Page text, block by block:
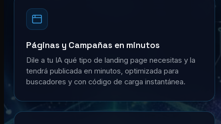
Páginas y Campañas en minutos
Dile a tu IA qué tipo de landing page necesitas y la
tendrá publicada en minutos, optimizada para
buscadores y con código de carga instantánea.